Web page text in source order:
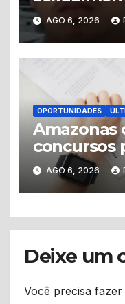
anos é
Iranduba
AGO 6, 2026
OPORTUNIDADES
Amazonas
concursos
vagas
previstos
semestre
AGO 6, 2026
Deixe um
Você precisa fazer